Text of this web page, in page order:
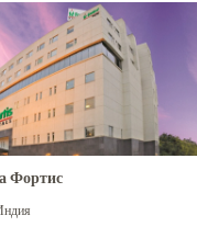
Фортис